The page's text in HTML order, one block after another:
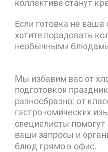
коллективе станут
Если готовка не ваша
хотите порадовать
необычными
Мы избавим вас от
подготовкой
разнообразно: от
гастрономических
специалисты
ваши запросы и
блюд прямо в офис.